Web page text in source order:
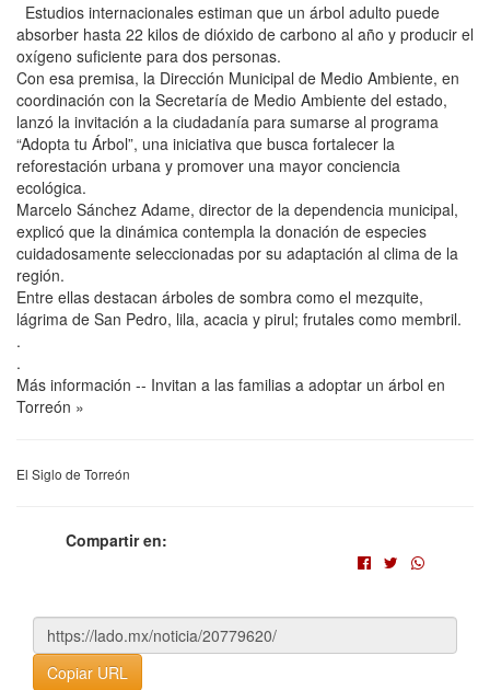
Estudios internacionales estiman que un árbol adulto puede
absorber hasta 22 kilos de dióxido de carbono al año y producir el
oxígeno suficiente para dos personas.
Con esa premisa, la Dirección Municipal de Medio Ambiente, en
coordinación con la Secretaría de Medio Ambiente del estado,
lanzó la invitación a la ciudadanía para sumarse al programa
“Adopta tu Árbol”, una iniciativa que busca fortalecer la
reforestación urbana y promover una mayor conciencia
ecológica.
Marcelo Sánchez Adame, director de la dependencia municipal,
explicó que la dinámica contempla la donación de especies
cuidadosamente seleccionadas por su adaptación al clima de la
región.
Entre ellas destacan árboles de sombra como el mezquite,
lágrima de San Pedro, lila, acacia y pirul; frutales como membril.
.
.
Más información -- Invitan a las familias a adoptar un árbol en
Torreón »
El Siglo de Torreón
Compartir en:
Copiar URL